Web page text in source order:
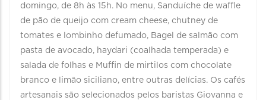
domingo, de 8h às 15h. No menu, Sanduíche de waffle
de pão de queijo com cream cheese, chutney de
tomates e lombinho defumado, Bagel de salmão com
pasta de avocado, haydari (coalhada temperada) e
salada de folhas e Muffin de mirtilos com chocolate
branco e limão siciliano, entre outras delícias. Os cafés
artesanais são selecionados pelos baristas Giovanna e